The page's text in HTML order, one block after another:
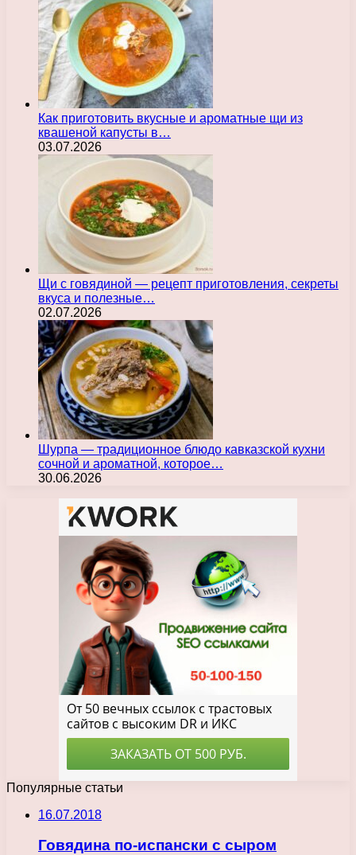
Как приготовить вкусные и ароматные щи из
квашеной капусты в…
03.07.2026
Щи с говядиной — рецепт приготовления, секреты
вкуса и полезные…
02.07.2026
Шурпа — традиционное блюдо кавказской кухни
сочной и ароматной, которое…
30.06.2026
Популярные статьи
16.07.2018
Говядина по-испански с сыром